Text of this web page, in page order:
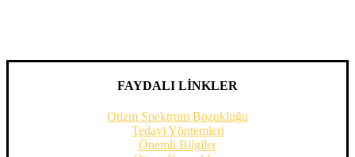
FAYDALI LİNKLER
Otizm Spektrum Bozukluğu
Tedavi Yöntemleri
Önemli Bilgiler